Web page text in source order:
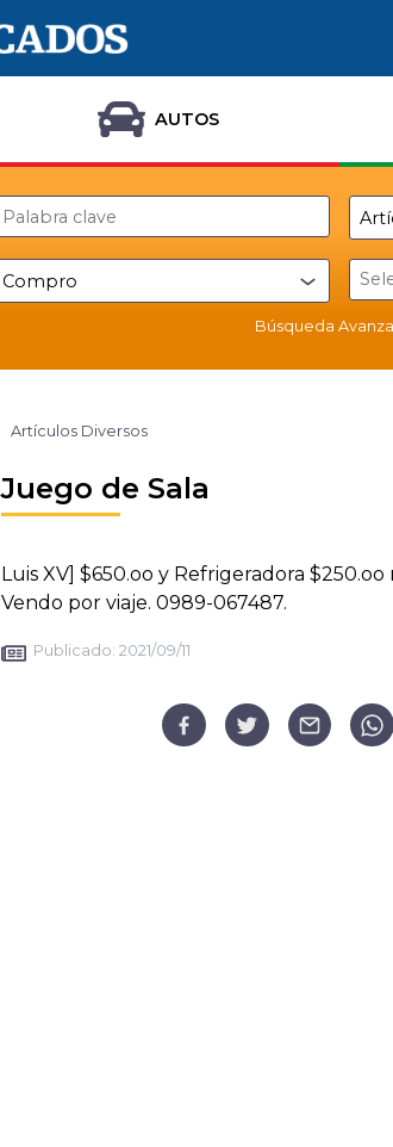
AUTOS
Búsqueda
Artículos Diversos
Juego de Sala
Luis XV] $650.oo y Refrigeradora $250.oo
Vendo por viaje. 0989-067487.
Publicado: 2021/09/11